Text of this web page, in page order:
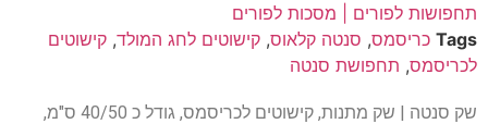
תחפושות לפורים | מסכות לפורים
Tags כריסמס, סנטה קלאוס, קישוטים לחג המולד, קישוטים
לכריסמס, תחפושת סנטה
שק סנטה | שק מתנות, קישוטים לכריסמס, גודל כ 40/50 ס"מ,